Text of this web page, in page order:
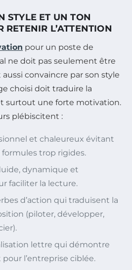
STYLE ET UN TON
RETENIR L’ATTENTION
pour un poste de
ne doit pas seulement être
convaincre par son style
choisi doit traduire la
surtout une forte motivation.
plébiscitent :
et chaleureux évitant
formules trop rigides.
dynamique et
faciliter la lecture.
d’action qui traduisent la
(piloter, développer,
).
lettre qui démontre
l’entreprise ciblée.